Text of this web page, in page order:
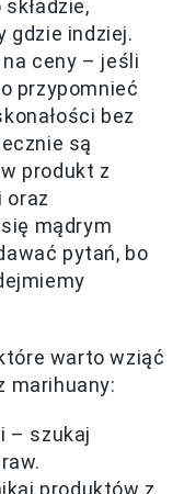
gdzie indziej.
ceny – jeśli
przypomnieć
bez
są
produkt z
oraz
mądrym
pytań, bo
warto wziąć
marihuany:
– szukaj
produktów z